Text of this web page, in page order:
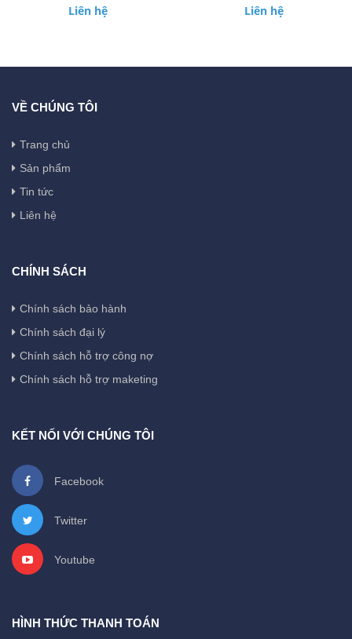
Liên hệ Liên hệ
VỀ CHÚNG TÔI
Trang chủ
Sản phẩm
Tin tức
Liên hệ
CHÍNH SÁCH
Chính sách bảo hành
Chính sách đại lý
Chính sách hỗ trợ công nợ
Chính sách hỗ trợ maketing
KẾT NỐI VỚI CHÚNG TÔI
Facebook
Twitter
Youtube
HÌNH THỨC THANH TOÁN